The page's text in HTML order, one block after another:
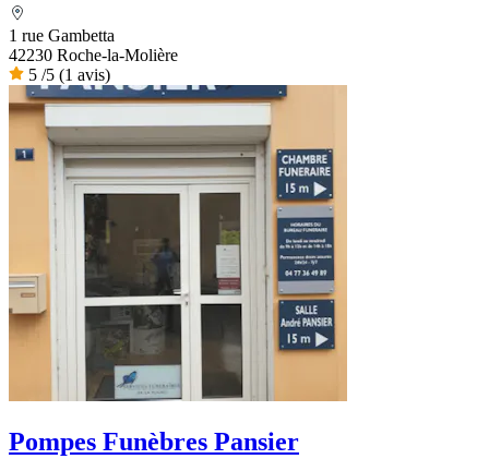
1 rue Gambetta
42230 Roche-la-Molière
5 /5 (1 avis)
Pompes Funèbres Pansier